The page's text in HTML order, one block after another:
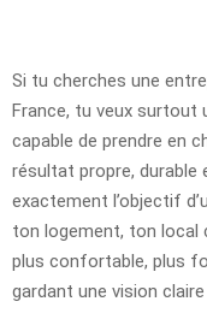
Si tu cherches une
France, tu veux surtout
capable de prendre en
résultat propre, durable
exactement l’objectif
ton logement, ton local
plus confortable, plus
gardant une vision